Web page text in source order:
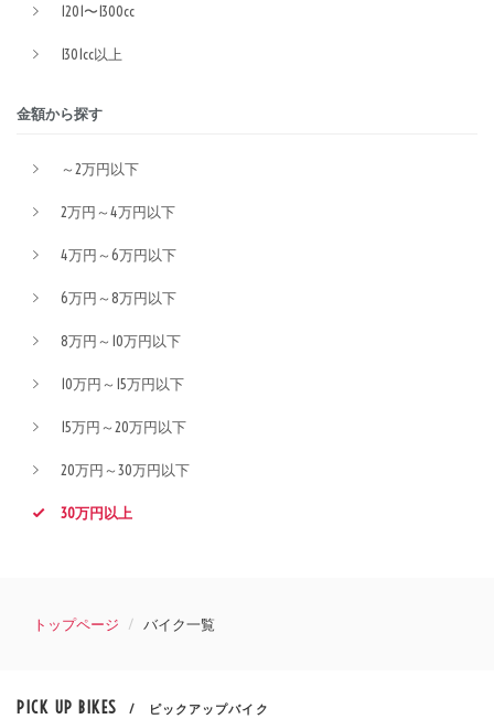
1201〜1300cc
1301cc以上
金額から探す
～2万円以下
2万円～4万円以下
4万円～6万円以下
6万円～8万円以下
8万円～10万円以下
10万円～15万円以下
15万円～20万円以下
20万円～30万円以下
30万円以上
トップページ バイク一覧
PICK UP BIKES / ピックアップバイク